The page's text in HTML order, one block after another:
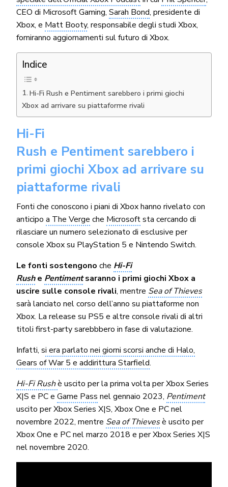
CEO di Microsoft Gaming,Sarah Bond, presidente di
Xbox, e Matt Booty, responsabile degli studi Xbox,
forniranno aggiornamenti sul futuro di Xbox.
Indice
Hi-Fi Rush e Pentiment sarebbero i primi giochi
Xbox ad arrivare su piattaforme rivali
Hi-Fi
Rush e Pentiment sarebbero i
primi giochi Xbox ad arrivare su
piattaforme rivali
Fonti che conoscono i piani di Xbox hanno rivelato con
anticipo a The Verge che Microsoftsta cercando di
rilasciare un numero selezionato di esclusive per
console Xbox su PlayStation 5 e Nintendo Switch.
Le fonti sostengono che Hi-Fi
Rushe Pentimentsaranno i primi giochi Xbox a
uscire sulle console rivali, mentre Sea of Thieves
sarà lanciato nel corso dell’anno su piattaforme non
Xbox. La release su PS5 e altre console rivali di altri
titoli first-party sarebbbero in fase di valutazione.
Infatti, si era parlato nei giorni scorsi anche di Halo,
Gears of War 5 e addirittura Starfield.
Hi-Fi Rushè uscito per la prima volta per Xbox Series
X|S e PC eGame Pass nel gennaio 2023, Pentiment
uscito per Xbox Series X|S, Xbox One e PC nel
novembre 2022, mentre Sea of Thievesè uscito per
Xbox One e PC nel marzo 2018 e per Xbox Series X|S
nel novembre 2020.